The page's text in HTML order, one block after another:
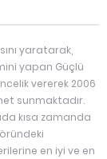
yaratarak,
yapan Güçlü
vererek 2006
sunmaktadır.
kısa zamanda
en iyi ve en